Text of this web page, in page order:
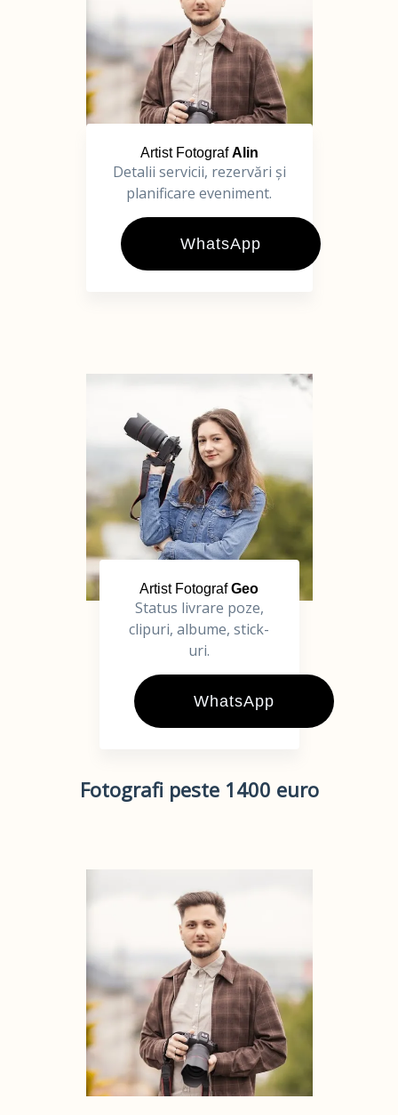
Artist FotografAlin
Detalii servicii, rezervări și
planificare eveniment.
WhatsApp
Artist FotografGeo
Status livrare poze,
clipuri, albume, stick-
uri.
WhatsApp
Fotografi peste 1400 euro